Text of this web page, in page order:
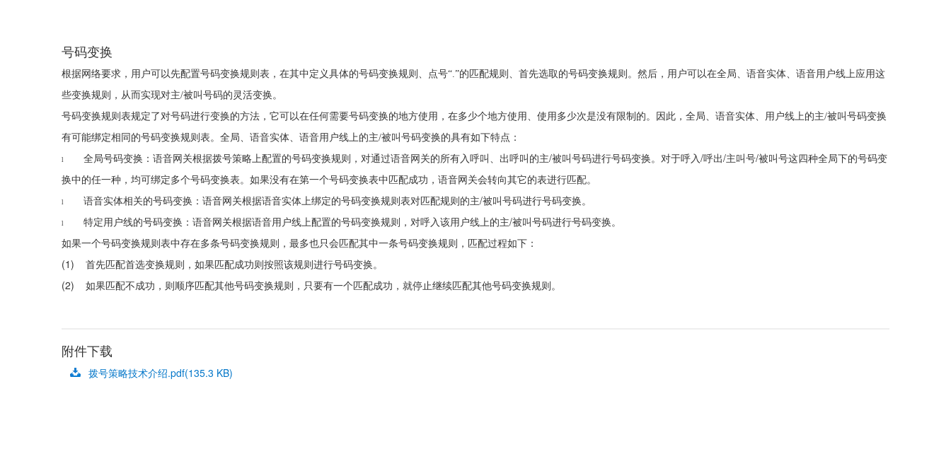
号码变换
根据网络要求，用户可以先配置号码变换规则表，在其中定义具体的号码变换规则、点号“.”的匹配规则、首先选取的号码变换规则。然后，用户可以在全局、语音实体、语音用户线上应用这
些变换规则，从而实现对主/被叫号码的灵活变换。
号码变换规则表规定了对号码进行变换的方法，它可以在任何需要号码变换的地方使用，在多少个地方使用、使用多少次是没有限制的。因此，全局、语音实体、用户线上的主/被叫号码变换
有可能绑定相同的号码变换规则表。全局、语音实体、语音用户线上的主/被叫号码变换的具有如下特点：
l 全局号码变换：语音网关根据拨号策略上配置的号码变换规则，对通过语音网关的所有入呼叫、出呼叫的主/被叫号码进行号码变换。对于呼入/呼出/主叫号/被叫号这四种全局下的号码变
换中的任一种，均可绑定多个号码变换表。如果没有在第一个号码变换表中匹配成功，语音网关会转向其它的表进行匹配。
l 语音实体相关的号码变换：语音网关根据语音实体上绑定的号码变换规则表对匹配规则的主/被叫号码进行号码变换。
l 特定用户线的号码变换：语音网关根据语音用户线上配置的号码变换规则，对呼入该用户线上的主/被叫号码进行号码变换。
如果一个号码变换规则表中存在多条号码变换规则，最多也只会匹配其中一条号码变换规则，匹配过程如下：
(1) 首先匹配首选变换规则，如果匹配成功则按照该规则进行号码变换。
(2) 如果匹配不成功，则顺序匹配其他号码变换规则，只要有一个匹配成功，就停止继续匹配其他号码变换规则。
附件下载
拨号策略技术介绍.pdf(135.3 KB)